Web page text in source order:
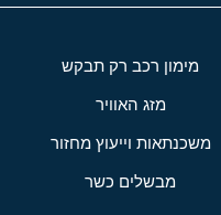
מימון רכב רק תבקש
מזג האוויר
משכנתאות וייעוץ מחזור
מבשלים כשר